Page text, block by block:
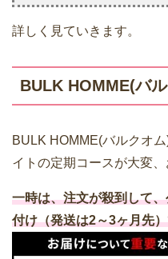
詳しく見ていきます。
BULK HOMME(バ
BULK HOMME(バルクオ
イトの定期コースが大変、
一時は、注文が殺到して
付け（発送は2～3ヶ月先